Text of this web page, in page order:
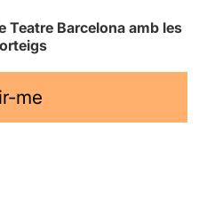
Teatre Barcelona amb les
me